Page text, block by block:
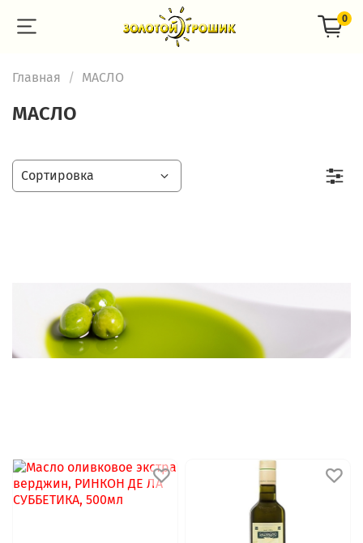
0
Главная МАСЛО
МАСЛО